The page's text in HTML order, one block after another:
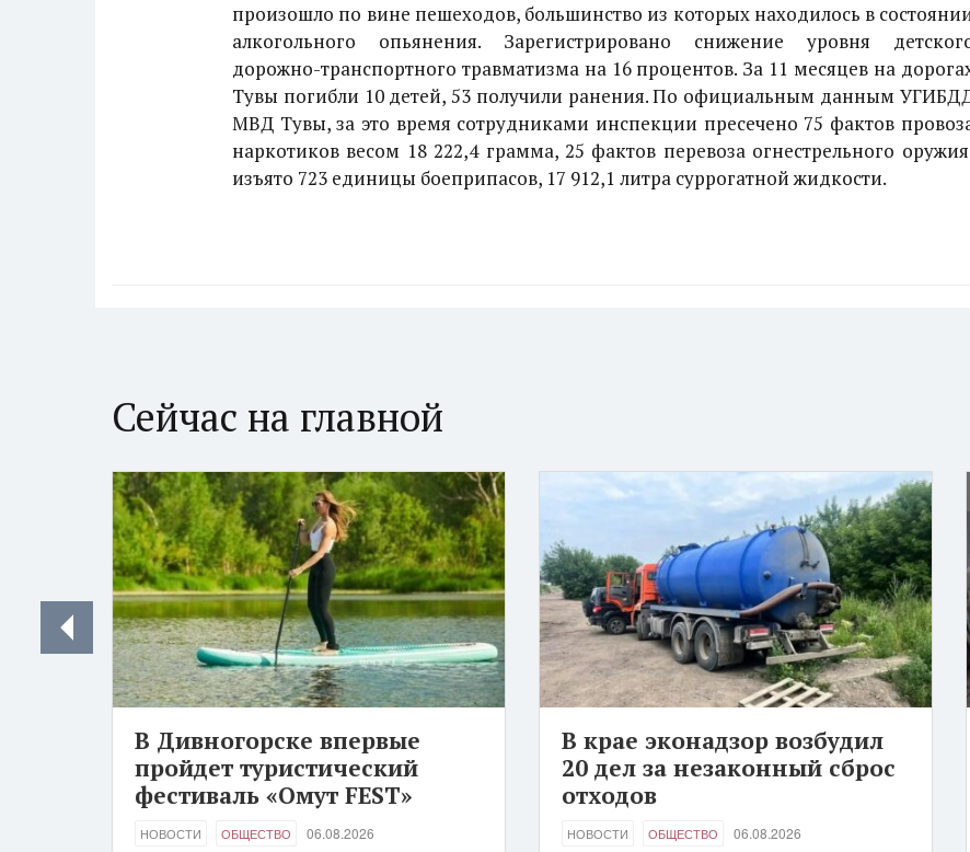
произошло по вине пешеходов, большинство из которых находилось в
алкогольного опьянения. Зарегистрировано снижение уровня
дорожно-транспортного травматизма на 16 процентов. За 11 месяцев на
Тувы погибли 10 детей, 53 получили ранения. По официальным данным
МВД Тувы, за это время сотрудниками инспекции пресечено 75 фактов
наркотиков весом 18 222,4 грамма, 25 фактов перевоза огнестрельного
изъято 723 единицы боеприпасов, 17 912,1 литра суррогатной жидкости.
Сейчас на главной
В Дивногорске впервые
пройдет туристический
фестиваль «Омут FEST»
НОВОСТИ ОБЩЕСТВО 06.08.2026
В крае эконадзор возбудил
20 дел за незаконный сброс
отходов
НОВОСТИ ОБЩЕСТВО 06.08.2026